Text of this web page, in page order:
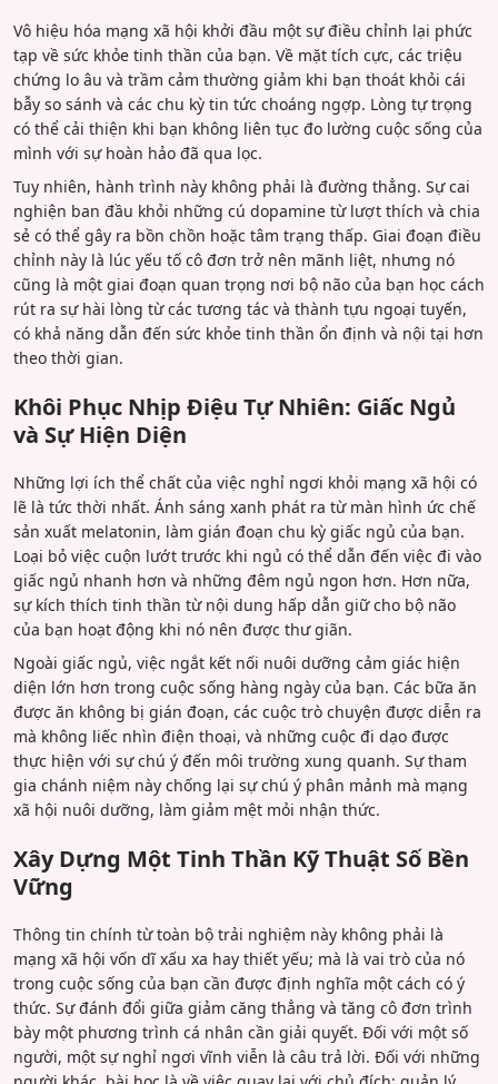
Vô hiệu hóa mạng xã hội khởi đầu một sự điều chỉnh lại phức
tạp về sức khỏe tinh thần của bạn. Về mặt tích cực, các triệu
chứng lo âu và trầm cảm thường giảm khi bạn thoát khỏi cái
bẫy so sánh và các chu kỳ tin tức choáng ngợp. Lòng tự trọng
có thể cải thiện khi bạn không liên tục đo lường cuộc sống của
mình với sự hoàn hảo đã qua lọc.
Tuy nhiên, hành trình này không phải là đường thẳng. Sự cai
nghiện ban đầu khỏi những cú dopamine từ lượt thích và chia
sẻ có thể gây ra bồn chồn hoặc tâm trạng thấp. Giai đoạn điều
chỉnh này là lúc yếu tố cô đơn trở nên mãnh liệt, nhưng nó
cũng là một giai đoạn quan trọng nơi bộ não của bạn học cách
rút ra sự hài lòng từ các tương tác và thành tựu ngoại tuyến,
có khả năng dẫn đến sức khỏe tinh thần ổn định và nội tại hơn
theo thời gian.
Khôi Phục Nhịp Điệu Tự Nhiên: Giấc Ngủ
và Sự Hiện Diện
Những lợi ích thể chất của việc nghỉ ngơi khỏi mạng xã hội có
lẽ là tức thời nhất. Ánh sáng xanh phát ra từ màn hình ức chế
sản xuất melatonin, làm gián đoạn chu kỳ giấc ngủ của bạn.
Loại bỏ việc cuộn lướt trước khi ngủ có thể dẫn đến việc đi vào
giấc ngủ nhanh hơn và những đêm ngủ ngon hơn. Hơn nữa,
sự kích thích tinh thần từ nội dung hấp dẫn giữ cho bộ não
của bạn hoạt động khi nó nên được thư giãn.
Ngoài giấc ngủ, việc ngắt kết nối nuôi dưỡng cảm giác hiện
diện lớn hơn trong cuộc sống hàng ngày của bạn. Các bữa ăn
được ăn không bị gián đoạn, các cuộc trò chuyện được diễn ra
mà không liếc nhìn điện thoại, và những cuộc đi dạo được
thực hiện với sự chú ý đến môi trường xung quanh. Sự tham
gia chánh niệm này chống lại sự chú ý phân mảnh mà mạng
xã hội nuôi dưỡng, làm giảm mệt mỏi nhận thức.
Xây Dựng Một Tinh Thần Kỹ Thuật Số Bền
Vững
Thông tin chính từ toàn bộ trải nghiệm này không phải là
mạng xã hội vốn dĩ xấu xa hay thiết yếu; mà là vai trò của nó
trong cuộc sống của bạn cần được định nghĩa một cách có ý
thức. Sự đánh đổi giữa giảm căng thẳng và tăng cô đơn trình
bày một phương trình cá nhân cần giải quyết. Đối với một số
người, một sự nghỉ ngơi vĩnh viễn là câu trả lời. Đối với những